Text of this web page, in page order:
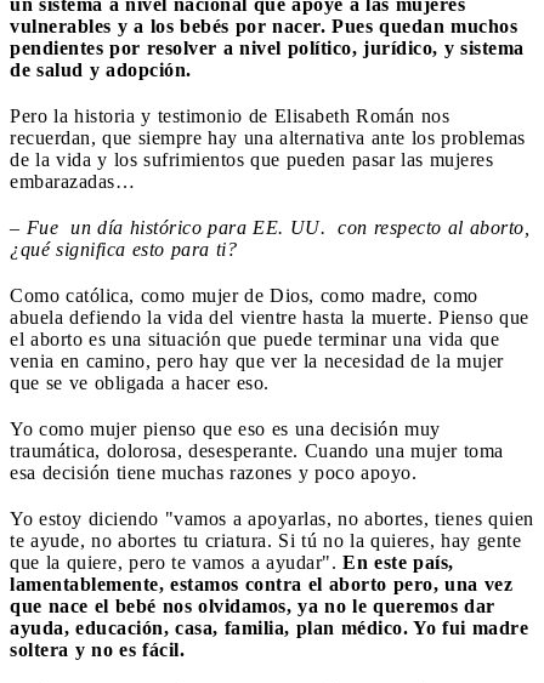
vulnerables y a los bebés por nacer. Pues quedan muchos
pendientes por resolver a nivel político, jurídico, y sistema
de salud y adopción.
Pero la historia y testimonio de Elisabeth Román nos
recuerdan, que siempre hay una alternativa ante los problemas
de la vida y los sufrimientos que pueden pasar las mujeres
embarazadas…
– Fue un día histórico para EE. UU. con respecto al aborto,
¿qué significa esto para ti?
Como católica, como mujer de Dios, como madre, como
abuela defiendo la vida del vientre hasta la muerte. Pienso que
el aborto es una situación que puede terminar una vida que
venia en camino, pero hay que ver la necesidad de la mujer
que se ve obligada a hacer eso.
Yo como mujer pienso que eso es una decisión muy
traumática, dolorosa, desesperante. Cuando una mujer toma
esa decisión tiene muchas razones y poco apoyo.
Yo estoy diciendo "vamos a apoyarlas, no abortes, tienes quien
te ayude, no abortes tu criatura. Si tú no la quieres, hay gente
que la quiere, pero te vamos a ayudar". En este país,
lamentablemente, estamos contra el aborto pero, una vez
que nace el bebé nos olvidamos, ya no le queremos dar
ayuda, educación, casa, familia, plan médico. Yo fui madre
soltera y no es fácil.